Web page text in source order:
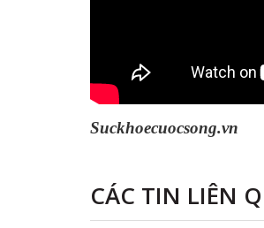
Suckhoecuocsong.vn
CÁC TIN LIÊN